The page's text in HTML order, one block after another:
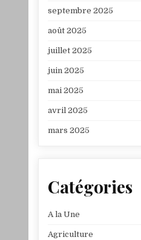
septembre 2025
août 2025
juillet 2025
juin 2025
mai 2025
avril 2025
mars 2025
Catégories
A la Une
Agriculture